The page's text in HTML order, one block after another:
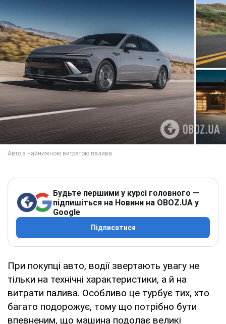
Будьте першими у курсі головного —
підпишіться на Новини на OBOZ.UA у
Google
Підписатися
При покупці авто, водії звертають увагу не
тільки на технічні характеристики, а й на
витрати палива. Особливо це турбує тих, хто
багато подорожує, тому що потрібно бути
впевненим, що машина подолає великі